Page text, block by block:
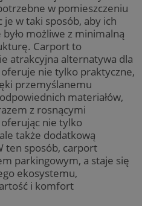
w pomieszczeniu
w taki sposób, aby ich
możliwe z minimalną
Carport to
atrakcyjna alternatywa dla
nie tylko praktyczne,
przemyślanemu
materiałów,
z rosnącymi
nie tylko
także dodatkową
ten sposób, carport
parkingowym, a staje się
ekosystemu,
i komfort